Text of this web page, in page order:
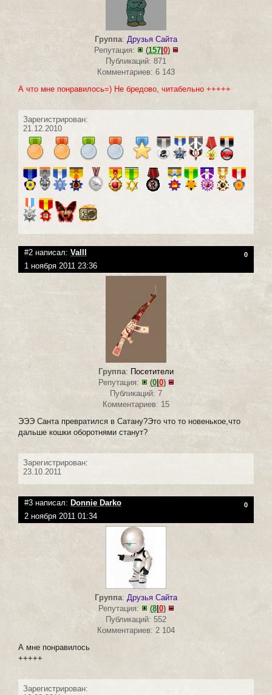
Группа: Друзья Сайта
Репутация:
(157| 0)
Публикаций: 871
Комментариев: 6 143
А что мне понравилось=) Не бредово, читабельно +++++
Зарегистрирован:
21.12.2010
#2 написал: Valll 0
1 ноября 2011 23:36
Группа: Посетители
Репутация:
(0| 0)
Публикаций: 7
Комментариев: 15
ЭЭЭ Санта превратился в Сатану?Это что то новенькое,что
дальше кошки оборотнями станут?
Зарегистрирован:
23.10.2011
#3 написал: Donnie Darko 0
2 ноября 2011 01:34
Группа: Друзья Сайта
Репутация:
(8|0)
Публикаций: 552
Комментариев: 2 104
А мне понравилось
+++++
Зарегистрирован: